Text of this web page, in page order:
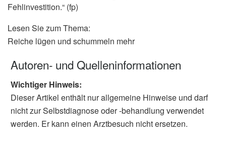
Fehlinvestition.“ (fp)
Lesen Sie zum Thema:
Reiche lügen und schummeln mehr
Autoren- und Quelleninformationen
Wichtiger Hinweis:
Dieser Artikel enthält nur allgemeine Hinweise und darf
nicht zur Selbstdiagnose oder -behandlung verwendet
werden. Er kann einen Arztbesuch nicht ersetzen.